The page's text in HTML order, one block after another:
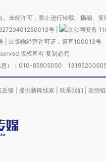
未经许可，禁止进行转载、摘编、复
号
京公网安备
| 出版物经营许可证：第直100013号
版权所有 复制必究
息）：010-85905050
反馈 提供新闻线索 联系我们 友情